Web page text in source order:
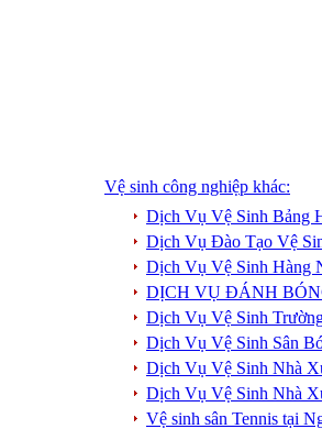
Vệ sinh công nghiệp khác:
Dịch Vụ Vệ Sinh Bảng
Dịch Vụ Đào Tạo Vệ
Dịch Vụ Vệ Sinh Hàng
DỊCH VỤ ĐÁNH
Dịch Vụ Vệ Sinh
Dịch Vụ Vệ Sinh Sân
Dịch Vụ Vệ Sinh Nhà
Dịch Vụ Vệ Sinh Nhà
Vệ sinh sân Tennis tại